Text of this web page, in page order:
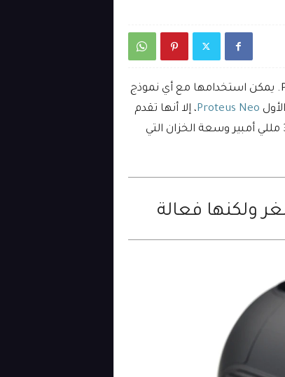
تعود شركة Aspire لتقدم لنا الشيشة الإلكترونية Proteus Mini. يمكن استخدامها مع أي نموذج
Proteus Neo، إلا أنها تقدم
تجربة فيب رائعة ومريحة بفضل بطاريتها التي تأتي بحجم 3000 مللي أمبير وسعة الخزان التي